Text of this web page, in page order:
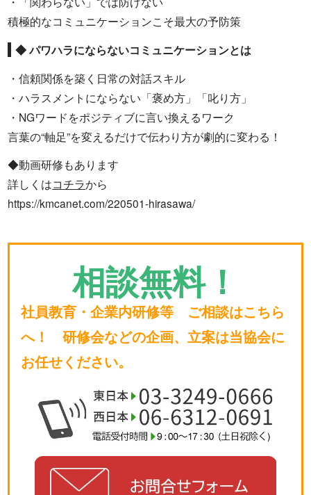
積極的なコミュニケーションこそ最大の予防策
◆ パワハラにならないコミュニケーションとは
・信頼関係を築く日常の対話スキル
・ハラスメントにならない「褒め方」「叱り方」
・NGワードをポジティブに言い換えるワーク
言葉の“軸足”を変えるだけで伝わり方が劇的に変わる！
◆動画研修もあります
詳しくはコチラから
https://kmcanet.com/220501-hirasawa/
相談無料！
社員教育・企業内研修等 ご相談はこちら
へ！ 研修会などの企画、立案は当協会に
お任せください。